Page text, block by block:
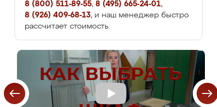
8 (800) 511-89-55, 8 (495) 665-24-01,
8 (926) 409-68-13, и наш менеджер быстро
рассчитает стоимость.